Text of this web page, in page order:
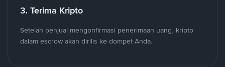
3. Terima Kripto
Setelah penjual mengonfirmasi penerimaan uang, kripto
dalam escrow akan dirilis ke dompet Anda.